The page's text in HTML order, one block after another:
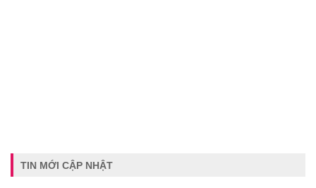
TIN MỚI CẬP NHẬT